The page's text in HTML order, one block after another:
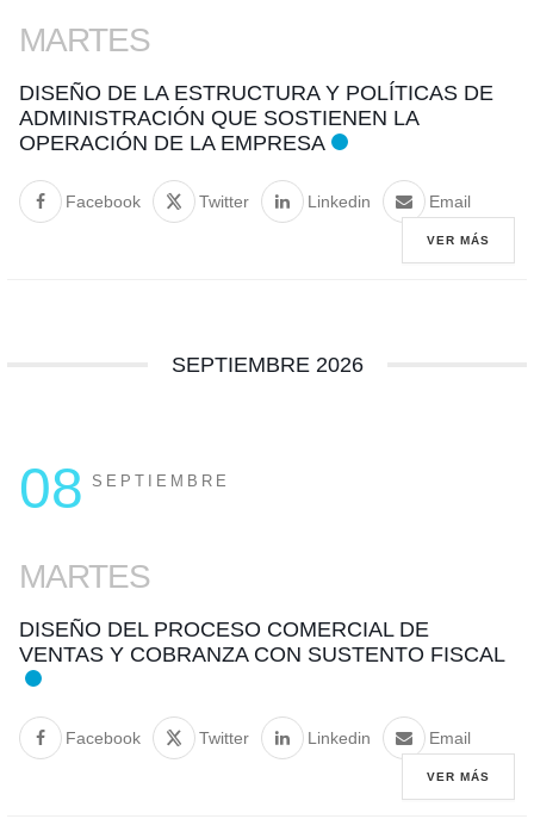
MARTES
DISEÑO DE LA ESTRUCTURA Y POLÍTICAS DE
ADMINISTRACIÓN QUE SOSTIENEN LA
OPERACIÓN DE LA EMPRESA
Facebook Twitter Linkedin Email
VER MÁS
SEPTIEMBRE 2026
08 SEPTIEMBRE
MARTES
DISEÑO DEL PROCESO COMERCIAL DE
VENTAS Y COBRANZA CON SUSTENTO FISCAL
Facebook Twitter Linkedin Email
VER MÁS